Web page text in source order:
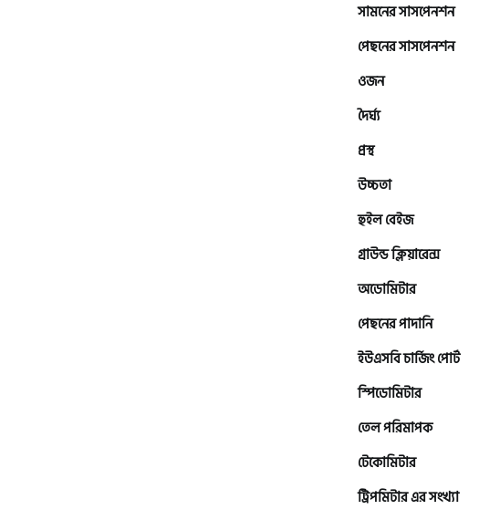
সামনের সাসপেনশন
পেছনের সাসপেনশন
ওজন
দৈর্ঘ্য
প্রস্থ
উচ্চতা
হুইল বেইজ
গ্রাউন্ড ক্লিয়ারেন্স
অডোমিটার
পেছনের পাদানি
ইউএসবি চার্জিং পোর্ট
স্পিডোমিটার
তেল পরিমাপক
টেকোমিটার
ট্রিপমিটার এর সংখ্যা